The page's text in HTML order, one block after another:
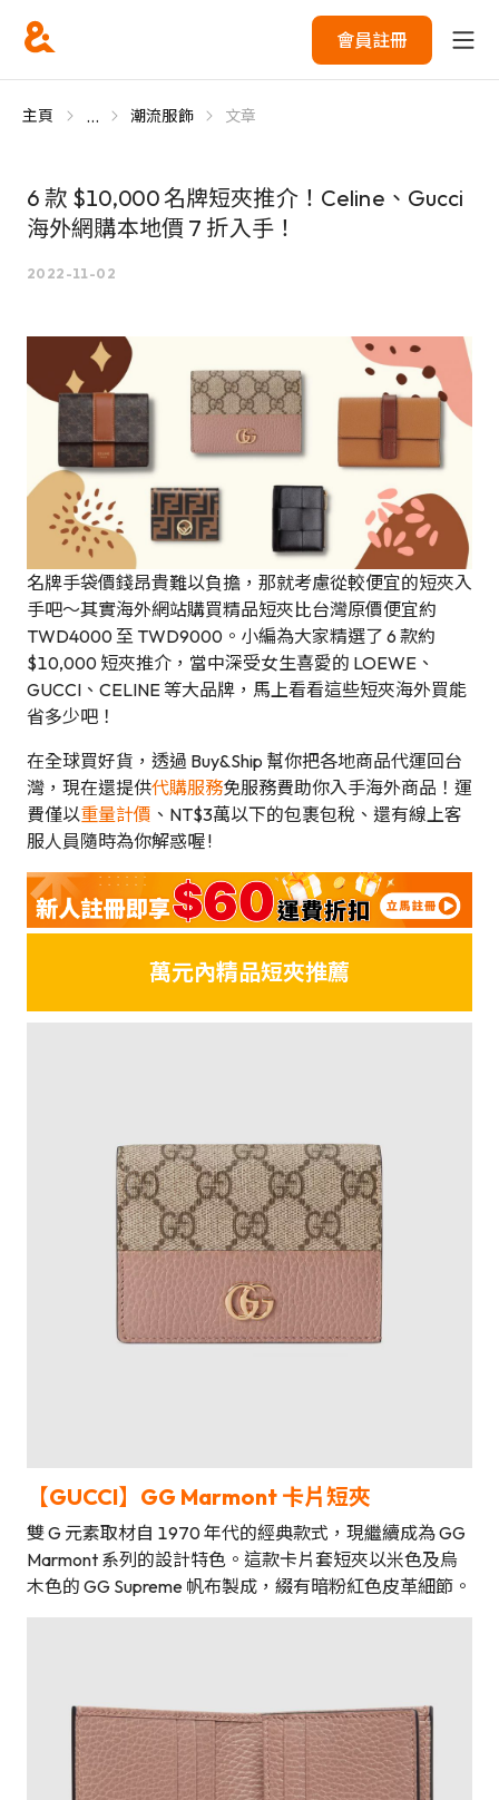
會員註冊
主頁 ... 潮流服飾 文章
6 款 $10,000 名牌短夾推介！Celine、Gucci
海外網購本地價 7 折入手！
2022-11-02
名牌手袋價錢昂貴難以負擔，那就考慮從較便宜的短夾入
手吧～其實海外網站購買精品短夾比台灣原價便宜約
TWD4000 至 TWD9000。小編為大家精選了 6 款約
$10,000 短夾推介，當中深受女生喜愛的 LOEWE、
GUCCI、CELINE 等大品牌，馬上看看這些短夾海外買能
省多少吧！
在全球買好貨，透過 Buy&Ship 幫你把各地商品代運回台
灣，現在還提供代購服務免服務費助你入手海外商品！運
費僅以重量計價 、NT$3萬以下的包裹包稅、還有線上客
服人員隨時為你解惑喔 !
萬元內精品短夾推薦
【GUCCI】 GG Marmont 卡片短夾
雙 G 元素取材自 1970 年代的經典款式，現繼續成為 GG
Marmont 系列的設計特色。這款卡片套短夾以米色及烏
木色的 GG Supreme 帆布製成，綴有暗粉紅色皮革細節。